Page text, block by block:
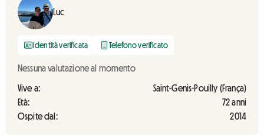
Luc
Identità verificata Telefono verificato
Nessuna valutazione al momento
Vive a:
Saint-Genis-Pouilly (França)
Età:
72 anni
Ospite dal:
2014